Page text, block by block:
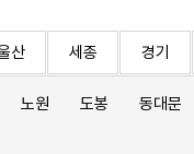
산 세종 경기
노원 도봉 동대문